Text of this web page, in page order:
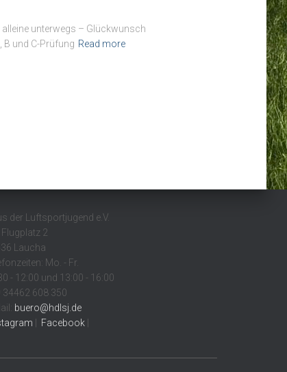
unterwegs – Glückwunsch
B und C-Prüfung Read more
der Luftsportjugend e.V.
2
Laucha
Mo. - Fr.
- 12:00 und 13:00 - 16:00
34462 608 350
buero@hdlsj.de
Facebook